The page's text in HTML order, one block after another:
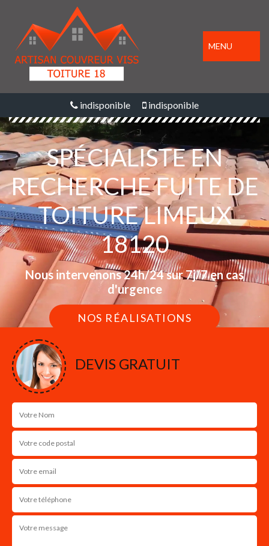
MENU
indisponible indisponible
SPÉCIALISTE EN
RECHERCHE FUITE DE
TOITURE LIMEUX
18120
Nous intervenons 24h/24 sur 7j/7 en cas
d'urgence
NOS RÉALISATIONS
DEVIS GRATUIT